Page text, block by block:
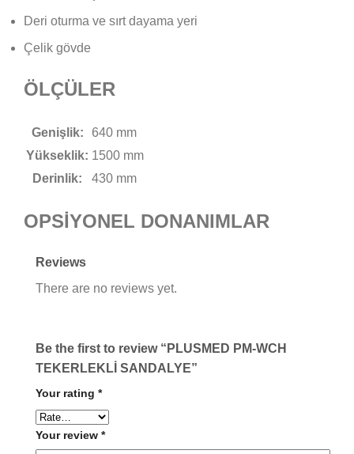
Deri oturma ve sırt dayama yeri
Çelik gövde
ÖLÇÜLER
Genişlik:
640 mm
Yükseklik: 1500 mm
Derinlik:
430 mm
OPSİYONEL DONANIMLAR
Reviews
There are no reviews yet.
Be the first to review “PLUSMED PM-WCH
TEKERLEKLİ SANDALYE”
Your rating *
Your review *